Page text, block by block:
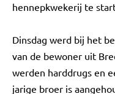
hennepkwekerij te
Dinsdag werd bij het
van de bewoner uit
werden harddrugs en
jarige broer is